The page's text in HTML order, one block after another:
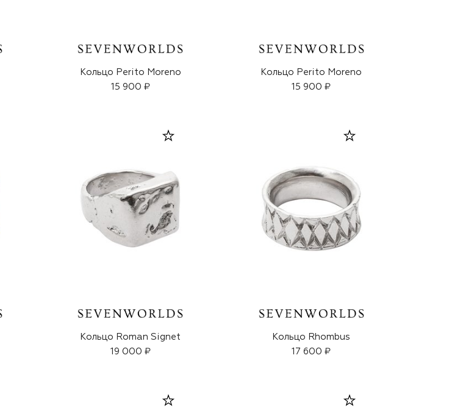
Кольцо Perito Moreno
15 900 ₽
Кольцо Perito Moreno
15 900 ₽
Кольцо Roman Signet
19 000 ₽
Кольцо Rhombus
17 600 ₽